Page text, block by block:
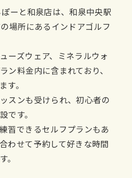
ーと和泉店は、和泉中央駅
場所にあるインドアゴルフ
ーズウェア、ミネラルウォ
ン料金内に含まれており、
す。
スンも受けられ、初心者の
です。
習できるセルフプランもあ
わせて予約して好きな時間
。